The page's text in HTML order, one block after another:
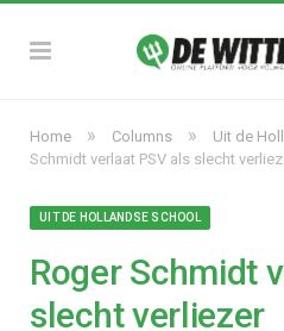
Home » Columns » Uit de
Schmidt verlaat PSV als slecht
UIT DE HOLLANDSE SCHOOL
Roger Schmidt
slecht verliezer